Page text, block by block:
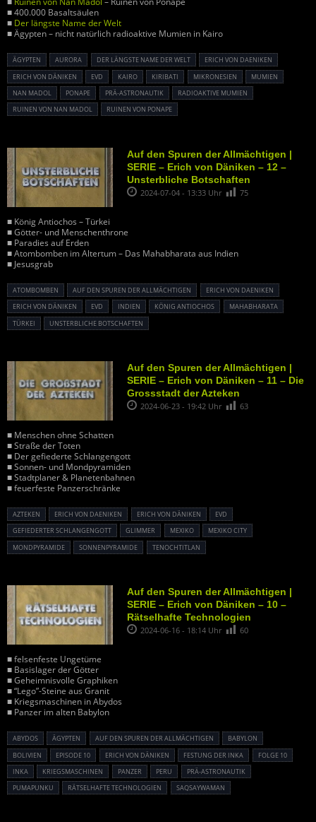
■ 400.000 Basaltsäulen
■ Der längste Name der Welt
■ Ägypten – nicht natürlich radioaktive Mumien in Kairo
ÄGYPTEN AURORA DER LÄNGSTE NAME DER WELT
ERICH VON DAENIKEN
ERICH VON DÄNIKEN
EVD KAIRO KIRIBATI MIKRONESIEN
MUMIEN
NAN MADOL
PONAPE PRÄ-ASTRONAUTIK
RADIOAKTIVE MUMIEN
RUINEN VON NAN MADOL
RUINEN VON PONAPE
Auf den Spuren der Allmächtigen |
SERIE – Erich von Däniken – 12 –
Unsterbliche Botschaften
2024-07-04 - 13:33 Uhr 75
■ König Antiochos – Türkei
■ Götter- und Menschenthrone
■ Paradies auf Erden
■ Atombomben im Altertum – Das Mahabharata aus Indien
■ Jesusgrab
ATOMBOMBEN AUF DEN SPUREN DER ALLMÄCHTIGEN
ERICH VON DAENIKEN
ERICH VON DÄNIKEN
EVD INDIEN KÖNIG ANTIOCHOS
MAHABHARATA
TÜRKEI
UNSTERBLICHE BOTSCHAFTEN
Auf den Spuren der Allmächtigen |
SERIE – Erich von Däniken – 11 – Die
Grossstadt der Azteken
2024-06-23 - 19:42 Uhr 63
■ Menschen ohne Schatten
■ Straße der Toten
■ Der gefiederte Schlangengott
■ Sonnen- und Mondpyramiden
■ Stadtplaner & Planetenbahnen
■ feuerfeste Panzerschränke
AZTEKEN ERICH VON DAENIKEN ERICH VON DÄNIKEN
EVD
GEFIEDERTER SCHLANGENGOTT
GLIMMER MEXIKO
MEXIKO CITY
MONDPYRAMIDE
SONNENPYRAMIDE TENOCHTITLAN
Auf den Spuren der Allmächtigen |
SERIE – Erich von Däniken – 10 –
Rätselhafte Technologien
2024-06-16 - 18:14 Uhr 60
■ felsenfeste Ungetüme
■ Basislager der Götter
■ Geheimnisvolle Graphiken
■ “Lego”-Steine aus Granit
■ Kriegsmaschinen in Abydos
■ Panzer im alten Babylon
ABYDOS ÄGYPTEN AUF DEN SPUREN DER ALLMÄCHTIGEN
BABYLON
BOLIVIEN
EPISODE 10 ERICH VON DÄNIKEN FESTUNG DER INKA
FOLGE 10
INKA
KRIEGSMASCHINEN PANZER PERU
PRÄ-ASTRONAUTIK
PUMAPUNKU
RÄTSELHAFTE TECHNOLOGIEN SAQSAYWAMAN